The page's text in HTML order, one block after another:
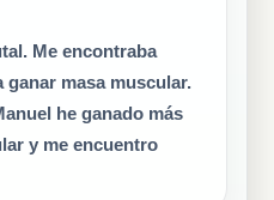
Me encontraba
masa muscular.
he ganado más
y me encuentro